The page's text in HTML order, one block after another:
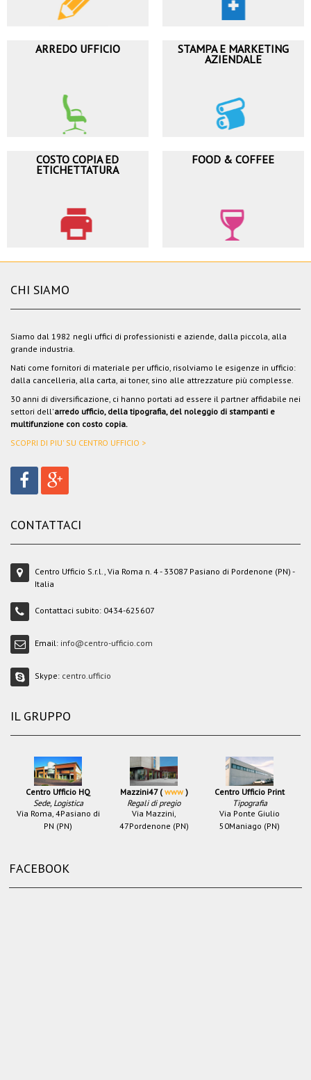
ARREDO UFFICIO STAMPA E MARKETING
AZIENDALE
COSTO COPIA ED
ETICHETTATURA
FOOD & COFFEE
CHI SIAMO
Siamo dal 1982 negli uffici di professionisti e aziende, dalla piccola, alla
grande industria.
Nati come fornitori di materiale per ufficio, risolviamo le esigenze in ufficio:
dalla cancelleria, alla carta, ai toner, sino alle attrezzature più complesse.
30 anni di diversificazione, ci hanno portati ad essere il partner affidabile nei
settori dell'arredo ufficio, della tipografia, del noleggio di stampanti e
multifunzione con costo copia.
SCOPRI DI PIU' SU CENTRO UFFICIO >
CONTATTACI
Centro Ufficio S.r.l., Via Roma n. 4 - 33087 Pasiano di Pordenone (PN) -
Italia
Contattaci subito: 0434-625607
Email: info@centro-ufficio.com
Skype: centro.ufficio
IL GRUPPO
Centro Ufficio HQ
Sede, Logistica
Via Roma, 4Pasiano di
PN (PN)
Mazzini47 (www)
Regali di pregio
Via Mazzini,
47Pordenone (PN)
Centro Ufficio Print
Tipografia
Via Ponte Giulio
50Maniago (PN)
FACEBOOK